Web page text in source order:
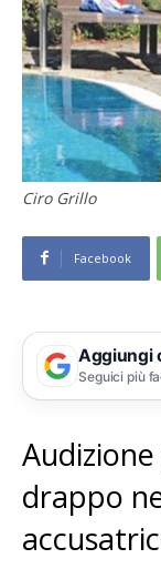
Ciro Grillo
Facebook
Aggiungi
Seguici più
drappo